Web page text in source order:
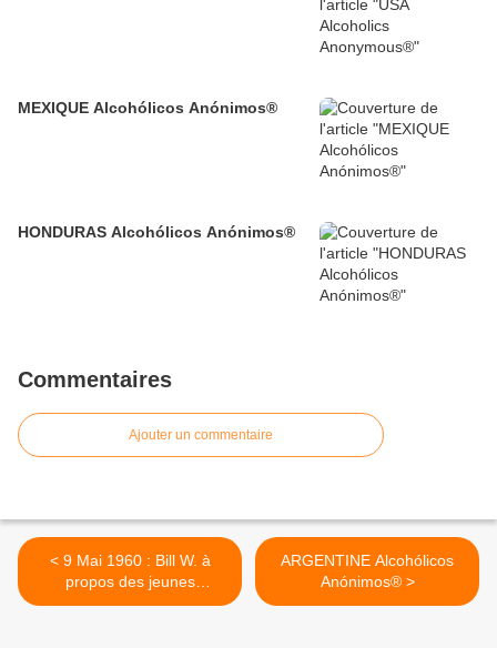
MEXIQUE Alcohólicos Anónimos®
HONDURAS Alcohólicos Anónimos®
Commentaires
Ajouter un commentaire
< 9 Mai 1960 : Bill W. à
propos des jeunes
alcooliques
ARGENTINE Alcohólicos
Anónimos® >